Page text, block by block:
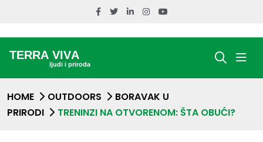
HOME OUTDOORS
BORAVAK U
PRIRODI
TRENINZI NA OTVORENOM: ŠTA OBUĆI?